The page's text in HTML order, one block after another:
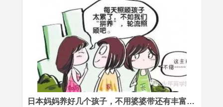
日本妈妈养好几个孩子，不用婆婆带还有丰富个人生活的奥秘